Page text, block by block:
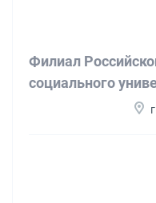
Филиал
социального